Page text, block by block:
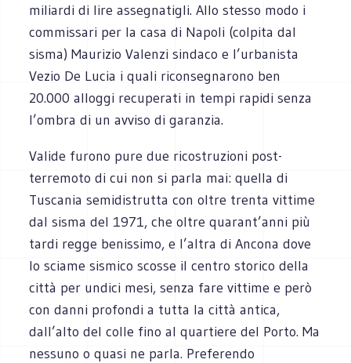
miliardi di lire assegnatigli. Allo stesso modo i
commissari per la casa di Napoli (colpita dal
sisma) Maurizio Valenzi sindaco e l’urbanista
Vezio De Lucia i quali riconsegnarono ben
20.000 alloggi recuperati in tempi rapidi senza
l’ombra di un avviso di garanzia.
Valide furono pure due ricostruzioni post-
terremoto di cui non si parla mai: quella di
Tuscania semidistrutta con oltre trenta vittime
dal sisma del 1971, che oltre quarant’anni più
tardi regge benissimo, e l’altra di Ancona dove
lo sciame sismico scosse il centro storico della
città per undici mesi, senza fare vittime e però
con danni profondi a tutta la città antica,
dall’alto del colle fino al quartiere del Porto. Ma
nessuno o quasi ne parla. Preferendo